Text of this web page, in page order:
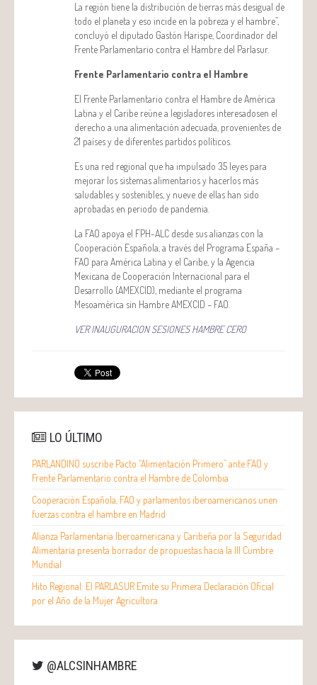
La región tiene la distribución de tierras más desigual de
todo el planeta y eso incide en la pobreza y el hambre”,
concluyó el diputado Gastón Harispe, Coordinador del
Frente Parlamentario contra el Hambre del Parlasur.
Frente Parlamentario contra el Hambre
El Frente Parlamentario contra el Hambre de América
Latina y el Caribe reúne a legisladores interesados​​en el
derecho a una alimentación adecuada, provenientes de
21 países y de diferentes partidos políticos.
Es una red regional que ha impulsado 35 leyes para
mejorar los sistemas alimentarios y hacerlos más
saludables y sostenibles, y nueve de ellas han sido
aprobadas en periodo de pandemia.
La FAO apoya el FPH-ALC desde sus alianzas con la
Cooperación Española, a través del Programa España –
FAO para América Latina y el Caribe, y la Agencia
Mexicana de Cooperación Internacional para el
Desarrollo (AMEXCID), mediante el programa
Mesoamérica sin Hambre AMEXCID – FAO.
VER INAUGURACION SESIONES HAMBRE CERO
LO ÚLTIMO
PARLANDINO suscribe Pacto “Alimentación Primero” ante FAO y
Frente Parlamentario contra el Hambre de Colombia
Cooperación Española, FAO y parlamentos iberoamericanos unen
fuerzas contra el hambre en Madrid
Alianza Parlamentaria Iberoamericana y Caribeña por la Seguridad
Alimentaria presenta borrador de propuestas hacia la III Cumbre
Mundial
Hito Regional: El PARLASUR Emite su Primera Declaración Oficial
por el Año de la Mujer Agricultora
@ALCSINHAMBRE